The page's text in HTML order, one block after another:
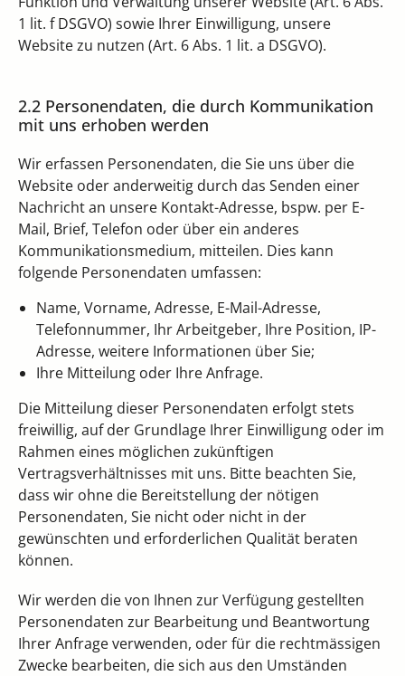
1 lit. f DSGVO) sowie Ihrer Einwilligung, unsere
Website zu nutzen (Art. 6 Abs. 1 lit. a DSGVO).
2.2 Personendaten, die durch Kommunikation
mit uns erhoben werden
Wir erfassen Personendaten, die Sie uns über die
Website oder anderweitig durch das Senden einer
Nachricht an unsere Kontakt-Adresse, bspw. per E-
Mail, Brief, Telefon oder über ein anderes
Kommunikationsmedium, mitteilen. Dies kann
folgende Personendaten umfassen:
Name, Vorname, Adresse, E-Mail-Adresse,
Telefonnummer, Ihr Arbeitgeber, Ihre Position, IP-
Adresse, weitere Informationen über Sie;
Ihre Mitteilung oder Ihre Anfrage.
Die Mitteilung dieser Personendaten erfolgt stets
freiwillig, auf der Grundlage Ihrer Einwilligung oder im
Rahmen eines möglichen zukünftigen
Vertragsverhältnisses mit uns. Bitte beachten Sie,
dass wir ohne die Bereitstellung der nötigen
Personendaten, Sie nicht oder nicht in der
gewünschten und erforderlichen Qualität beraten
können.
Wir werden die von Ihnen zur Verfügung gestellten
Personendaten zur Bearbeitung und Beantwortung
Ihrer Anfrage verwenden, oder für die rechtmässigen
Zwecke bearbeiten, die sich aus den Umständen